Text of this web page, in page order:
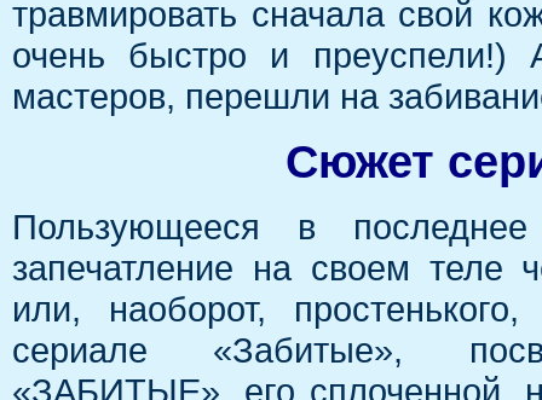
травмировать сначала свой
очень быстро и
мастеров, перешли на
Сюжет
Пользующееся в
запечатление на своем теле
или, наоборот,
сериале «Забитые»,
«ЗАБИТЫЕ», его сплоченной,